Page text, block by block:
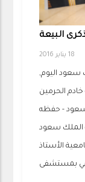
البيعة
18 يناير 2016
سعود اليوم,
خادم الحرمين
سعود - حفظه
الملك سعود
الأستاذ
بمستشفى